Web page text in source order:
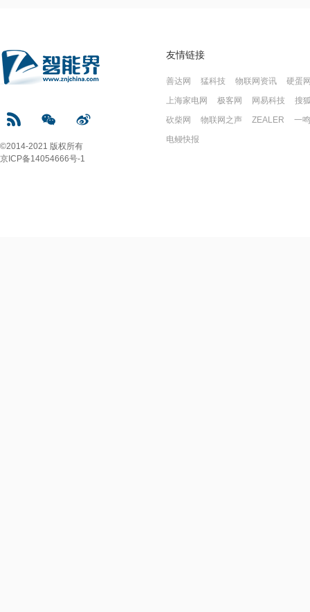
©2014-2021 版权所有
京ICP备14054666号-1
友情链接
善达网 猛科技 物联网资讯
硬蛋
上海家电网
极客网 网易科技
搜
砍柴网
物联网之声 ZEALER
一
电鳗快报